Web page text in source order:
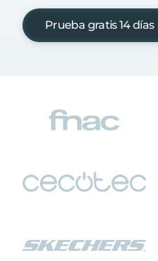
Prueba gratis 14 días